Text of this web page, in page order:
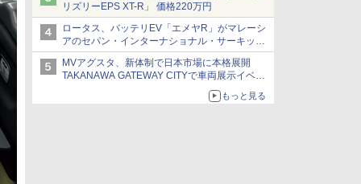
リズリーEPS XT-R」 価格220万円
ロータス、バッテリEV「エメヤR」がマレーシ
アのセパン・インターナショナル・サーキット
のBEV最速タイムを樹立
MVアグスタ、新体制で日本市場に本格展開
TAKANAWA GATEWAY CITYで車両展示イベン
もっと見る